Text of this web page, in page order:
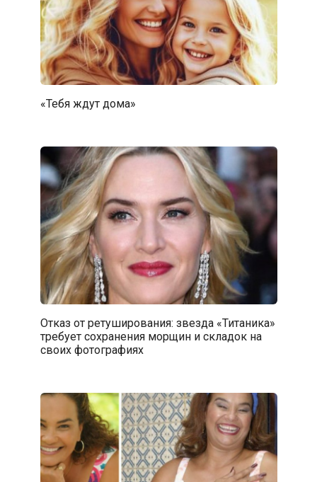
«Тебя ждут дома»
Отказ от ретуширования: звезда «Титаника»
требует сохранения морщин и складок на
своих фотографиях